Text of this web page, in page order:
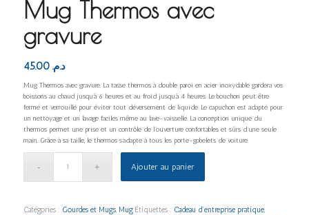
Mug Thermos avec
gravure
د.م. 45.00
Mug Thermos avec gravure. La tasse thermos à double paroi en acier inoxydable gardera vos
boissons au chaud jusqu’à 6 heures et au froid jusqu’à 4 heures. Le bouchon peut être
fermé et verrouillé pour éviter tout déversement de liquide. Le capuchon est adapté pour
un nettoyage et un lavage faciles même au lave-vaisselle. La conception unique du
thermos permet une prise et un contrôle de l’ouverture confortables et sûrs d’une seule
main. Grâce à sa taille, le thermos s’adapte à tous les porte-gobelets de voiture.
Ajouter au panier
Catégories : Gourdes et Mugs, Mug Étiquettes : Cadeau d’entreprise pratique,